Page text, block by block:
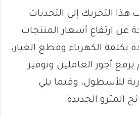
هذا التحريك إلى التحديات
عن ارتفاع أسعار المنتجات
تكلفة الكهرباء وقطع الغيار،
برفع أجور العاملين وتوفير
للأسطول، وفيما يلي
المترو الجديدة: